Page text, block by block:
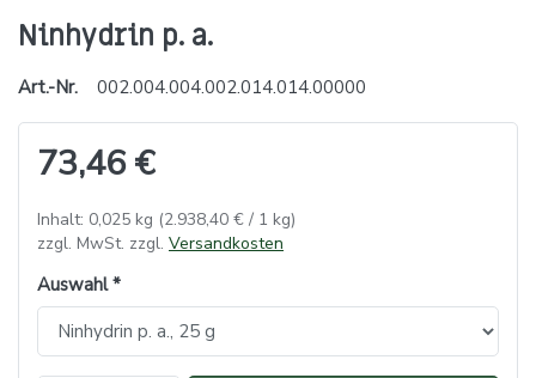
Ninhydrin p. a.
Art.-Nr. 002.004.004.002.014.014.00000
73,46 €
Inhalt: 0,025 kg (2.938,40 € / 1 kg)
zzgl. MwSt. zzgl. Versandkosten
Auswahl